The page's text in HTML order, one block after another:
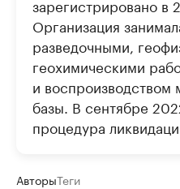
зарегистрировано в
Организация
разведочными,
геохимическими
и воспроизводством
базы. В сентябре
процедура
АвторыТеги